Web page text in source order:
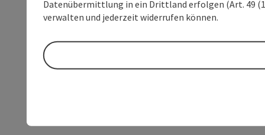
Datenübermittlung in ein Drittland erfolgen (Art. 49
verwalten und jederzeit widerrufen können.